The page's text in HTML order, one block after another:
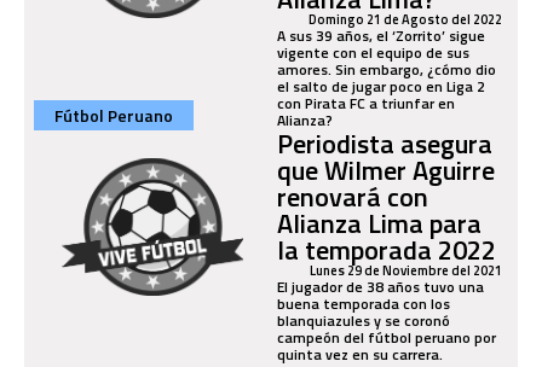
Domingo 21 de Agosto del 2022
A sus 39 años, el ‘Zorrito’ sigue
vigente con el equipo de sus
amores. Sin embargo, ¿cómo dio
el salto de jugar poco en Liga 2
con Pirata FC a triunfar en
Alianza?
Fútbol Peruano
Periodista asegura
que Wilmer Aguirre
renovará con
Alianza Lima para
la temporada 2022
Lunes 29 de Noviembre del 2021
El jugador de 38 años tuvo una
buena temporada con los
blanquiazules y se coronó
campeón del fútbol peruano por
quinta vez en su carrera.